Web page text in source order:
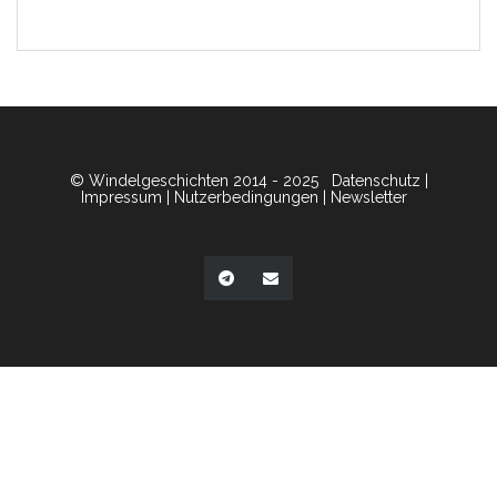
© Windelgeschichten 2014 - 2025 Datenschutz
Impressum
Nutzerbedingungen Newsletter